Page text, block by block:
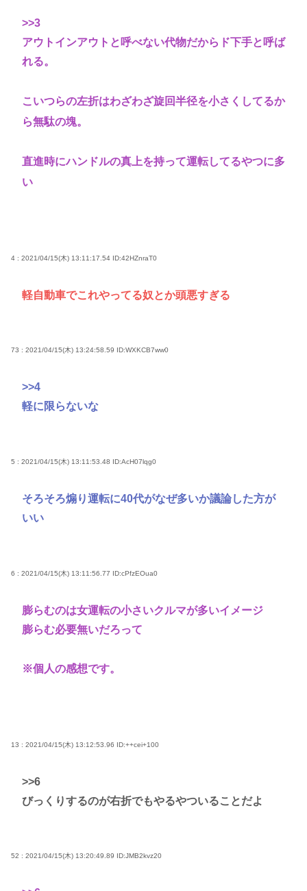
>>3
アウトインアウトと呼べない代物だからド下手と呼ば
れる。
こいつらの左折はわざわざ旋回半径を小さくしてるか
ら無駄の塊。
直進時にハンドルの真上を持って運転してるやつに多
い
4 : 2021/04/15(木) 13:11:17.54 ID:42HZnraT0
軽自動車でこれやってる奴とか頭悪すぎる
73 : 2021/04/15(木) 13:24:58.59 ID:WXKCB7ww0
>>4
軽に限らないな
5 : 2021/04/15(木) 13:11:53.48 ID:AcH07lqg0
そろそろ煽り運転に40代がなぜ多いか議論した方が
いい
6 : 2021/04/15(木) 13:11:56.77 ID:cPfzEOua0
膨らむのは女運転の小さいクルマが多いイメージ
膨らむ必要無いだろって
※個人の感想です。
13 : 2021/04/15(木) 13:12:53.96 ID:++cei+100
>>6
びっくりするのが右折でもやるやついることだよ
52 : 2021/04/15(木) 13:20:49.89 ID:JMB2kvz20